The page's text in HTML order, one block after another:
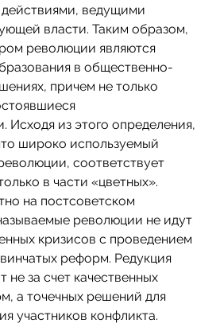
ведущими
власти. Таким образом,
революции являются
в общественно-
причем не только
Исходя из этого определения,
широко используемый
соответствует
в части «цветных».
на постсоветском
революции не идут
кризисов с проведением
реформ. Редукция
не за счет качественных
а точечных решений для
участников конфликта.